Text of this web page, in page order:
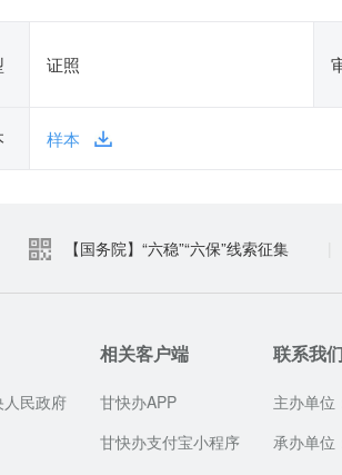
证照
样本
【国务院】“六稳”“六保”线索征集
民政府
相关客户端
甘快办APP
甘快办支付宝小程序
联系我们
主办单位
承办单位